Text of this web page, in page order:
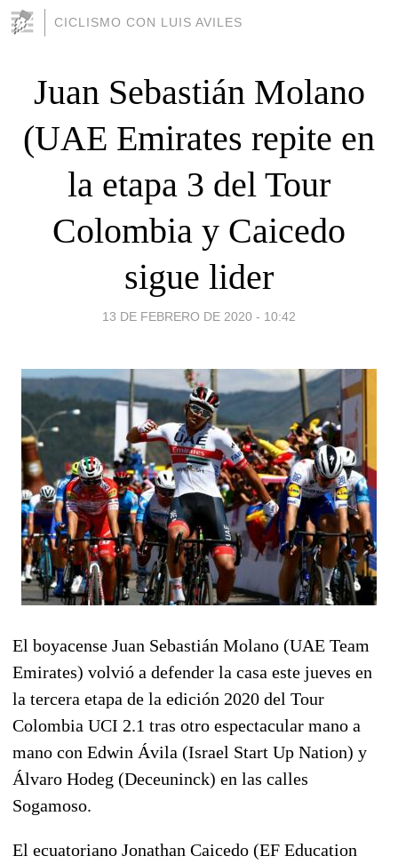
CICLISMO CON LUIS AVILES
Juan Sebastián Molano
(UAE Emirates repite en
la etapa 3 del Tour
Colombia y Caicedo
sigue lider
13 DE FEBRERO DE 2020 - 10:42
El boyacense Juan Sebastián Molano (UAE Team
Emirates) volvió a defender la casa este jueves en
la tercera etapa de la edición 2020 del Tour
Colombia UCI 2.1 tras otro espectacular mano a
mano con Edwin Ávila (Israel Start Up Nation) y
Álvaro Hodeg (Deceuninck) en las calles
Sogamoso.
El ecuatoriano Jonathan Caicedo (EF Education